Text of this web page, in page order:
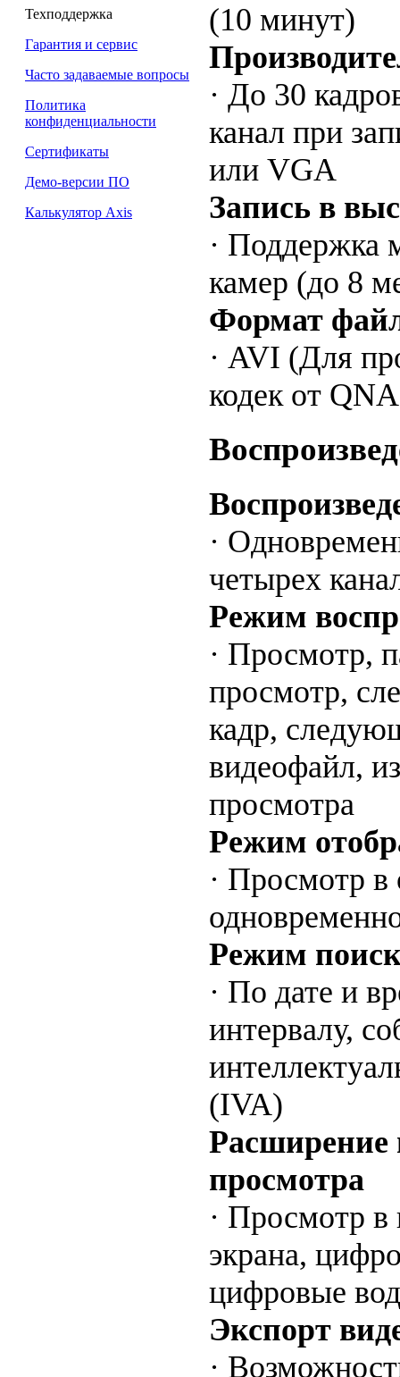
Техподдержка
Гарантия и сервис
Часто задаваемые вопросы
Политика
конфиденциальности
Сертификаты
Демо-версии ПО
Калькулятор Axis
(10 минут)
· До 30
канал при
или VGA
Запись в
· Поддержка
камер (до 8
Формат
· AVI (Для
кодек от
·
четырех
Режим
· Просмотр,
просмотр,
кадр,
видеофайл,
просмотра
Режим
· Просмотр в
Режим
· По дате и
интервалу,
(IVA)
Расширение
просмотра
· Просмотр
экрана,
цифровые
Экспорт
·